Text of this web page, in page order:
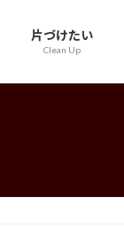
片づけたい
Clean Up